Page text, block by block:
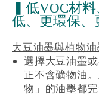
▍低VOC材
低、更環保、
大豆油墨與植物油
選擇大豆油墨
正不含礦物油
物」的油墨都